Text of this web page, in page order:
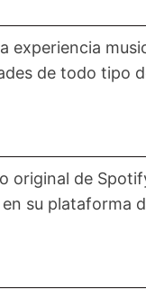
experiencia
de todo tipo
original de
su plataforma